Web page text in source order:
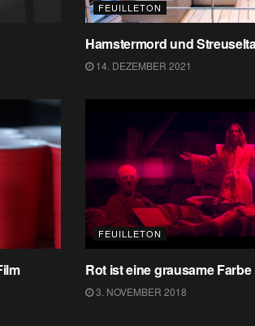
FEUILLETON
Hamstermord und
14. DEZEMBER 2021
FEUILLETON
Rot ist eine grausame Farbe
3. NOVEMBER 2018